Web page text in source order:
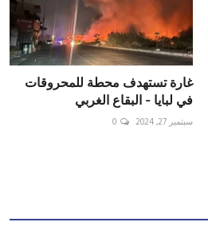
غارة تستهدف محطة للمحروقات
في لبايا - البقاع الغربي
سبتمبر 27, 2024 0